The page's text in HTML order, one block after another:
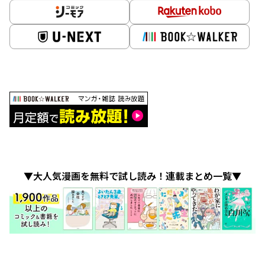
▼大人気漫画を無料で試し読み！連載まとめ一覧▼